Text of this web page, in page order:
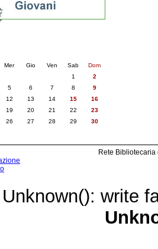
Mer Gio Ven Sab
Dom
1
2
5 6 7 8
9
12 13 14 15
16
19 20 21 22
23
26 27 28 29
30
Rete
write